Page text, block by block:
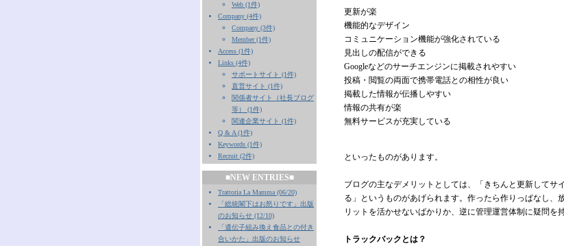
Web (1件)
Company (4件)
Company (3件)
Member (1件)
Access (1件)
Links (4件)
サポートサイト (1件)
直営サイト (1件)
関係者サイト（社長ブログ
等） (1件)
関連企業サイト (1件)
Q & A (1件)
Keywords (1件)
Recruit (2件)
■NEW ENTRIES■
Trattoria La Mamma (06/20)
「総統閣下はお怒りです」出版
のお知らせ (12/10)
「遺伝子組み換え食品との付き
合いかた」出版のお知らせ
更新が楽
機能的なデザイン
コミュニケーション機能が強化されている
見出しの配信ができる
Googleなどのサーチエンジンに掲載されやすい
投稿・閲覧の両面で携帯電話との相性が良い
掲載した情報が伝播しやすい
情報の共有が楽
無料サービスが充実している
といったものがあります。
ブログの主なデメリットとしては、「きちんと更新してサ
る」というものがあげられます。作ったら作りっぱなし、
リットを活かせないばかりか、逆に管理運営体制に疑問を
トラックバックとは？